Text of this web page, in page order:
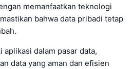
memanfaatkan teknologi
bahwa data pribadi tetap
dalam pasar data,
data yang aman dan efisien